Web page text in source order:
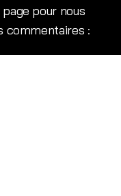
pour nous
commentaires :